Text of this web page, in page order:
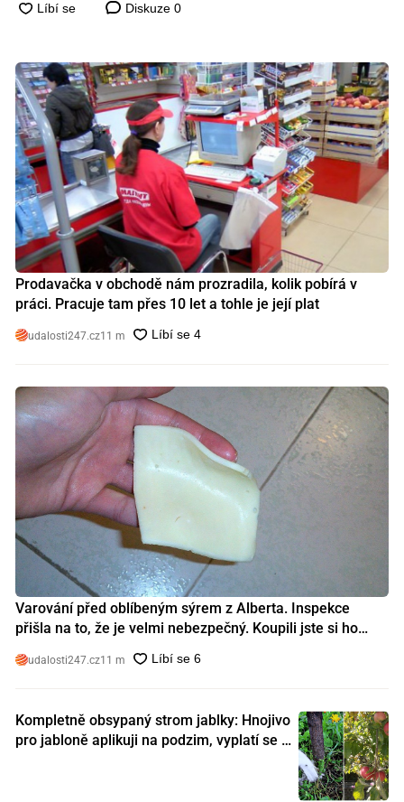
Diskuze 0
Prodavačka v obchodě nám prozradila, kolik pobírá v
práci. Pracuje tam přes 10 let a tohle je její plat
udalosti247.cz11 m
Varování před oblíbeným sýrem z Alberta. Inspekce
přišla na to, že je velmi nebezpečný. Koupili jste si ho
udalosti247.cz11 m
Kompletně obsypaný strom jablky: Hnojivo
pro jabloně aplikuji na podzim, vyplatí se s